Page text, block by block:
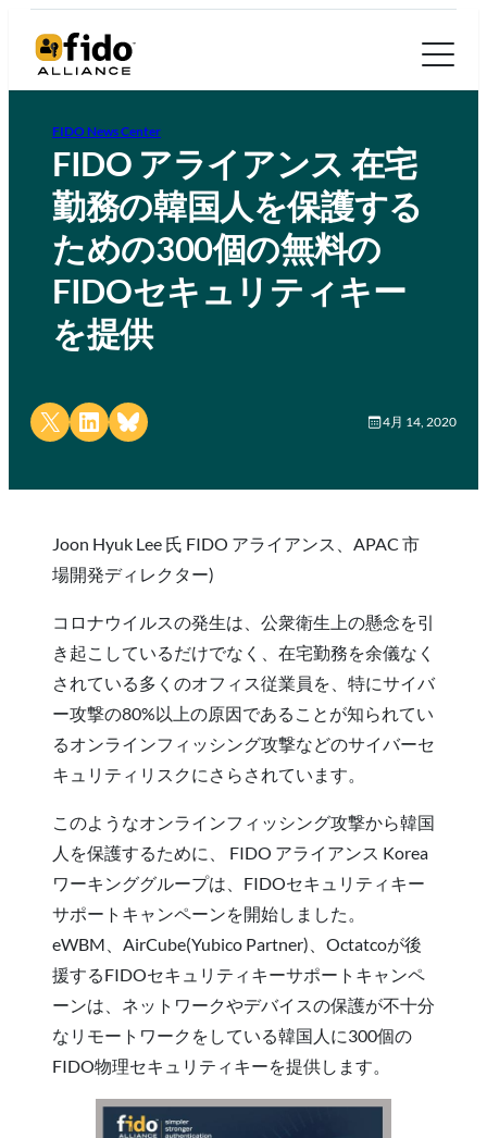
FIDO News Center
FIDO アライアンス 在宅
勤務の韓国人を保護する
ための300個の無料の
FIDOセキュリティキー
を提供
Share on X Share on LinkedIn
Share on Bluesky 4月 14, 2020
Joon Hyuk Lee 氏 FIDO アライアンス、APAC 市
場開発ディレクター)
コロナウイルスの発生は、公衆衛生上の懸念を引
き起こしているだけでなく、在宅勤務を余儀なく
されている多くのオフィス従業員を、特にサイバ
ー攻撃の80%以上の原因であることが知られてい
るオンラインフィッシング攻撃などのサイバーセ
キュリティリスクにさらされています。
このようなオンラインフィッシング攻撃から韓国
人を保護するために、 FIDO アライアンス Korea
ワーキンググループは、FIDOセキュリティキー
サポートキャンペーンを開始しました。
eWBM、AirCube(Yubico Partner)、Octatcoが後
援するFIDOセキュリティキーサポートキャンペ
ーンは、ネットワークやデバイスの保護が不十分
なリモートワークをしている韓国人に300個の
FIDO物理セキュリティキーを提供します。